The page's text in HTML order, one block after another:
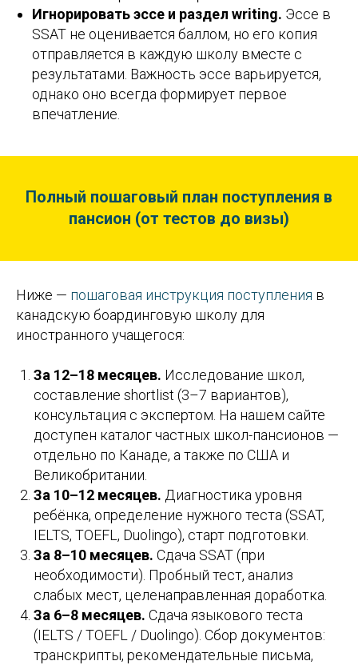
Игнорировать эссе и раздел writing. Эссе в
SSAT не оценивается баллом, но его копия
отправляется в каждую школу вместе с
результатами. Важность эссе варьируется,
однако оно всегда формирует первое
впечатление.
Полный пошаговый план поступления в
пансион (от тестов до визы)
Ниже — пошаговая инструкция поступления в
канадскую боардинговую школу для
иностранного учащегося:
За 12–18 месяцев. Исследование школ,
составление shortlist (3–7 вариантов),
консультация с экспертом. На нашем сайте
доступен каталог частных школ-пансионов —
отдельно по Канаде, а также по США и
Великобритании.
За 10–12 месяцев. Диагностика уровня
ребёнка, определение нужного теста (SSAT,
IELTS, TOEFL, Duolingo), старт подготовки.
За 8–10 месяцев. Сдача SSAT (при
необходимости). Пробный тест, анализ
слабых мест, целенаправленная доработка.
За 6–8 месяцев. Сдача языкового теста
(IELTS / TOEFL / Duolingo). Сбор документов:
транскрипты, рекомендательные письма,